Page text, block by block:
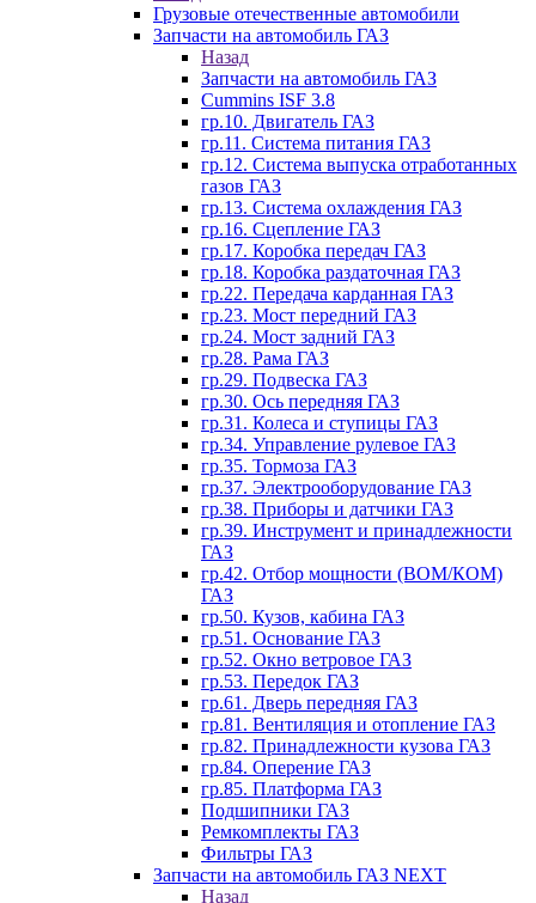
Грузовые отечественные автомобили
Запчасти на автомобиль ГАЗ
Назад
Запчасти на автомобиль ГАЗ
Cummins ISF 3.8
гр.10. Двигатель ГАЗ
гр.11. Система питания ГАЗ
гр.12. Система выпуска отработанных
газов ГАЗ
гр.13. Система охлаждения ГАЗ
гр.16. Сцепление ГАЗ
гр.17. Коробка передач ГАЗ
гр.18. Коробка раздаточная ГАЗ
гр.22. Передача карданная ГАЗ
гр.23. Мост передний ГАЗ
гр.24. Мост задний ГАЗ
гр.28. Рама ГАЗ
гр.29. Подвеска ГАЗ
гр.30. Ось передняя ГАЗ
гр.31. Колеса и ступицы ГАЗ
гр.34. Управление рулевое ГАЗ
гр.35. Тормоза ГАЗ
гр.37. Электрооборудование ГАЗ
гр.38. Приборы и датчики ГАЗ
гр.39. Инструмент и принадлежности
ГАЗ
гр.42. Отбор мощности (ВОМ/КОМ)
ГАЗ
гр.50. Кузов, кабина ГАЗ
гр.51. Основание ГАЗ
гр.52. Окно ветровое ГАЗ
гр.53. Передок ГАЗ
гр.61. Дверь передняя ГАЗ
гр.81. Вентиляция и отопление ГАЗ
гр.82. Принадлежности кузова ГАЗ
гр.84. Оперение ГАЗ
гр.85. Платформа ГАЗ
Подшипники ГАЗ
Ремкомплекты ГАЗ
Фильтры ГАЗ
Запчасти на автомобиль ГАЗ NEXT
Назад